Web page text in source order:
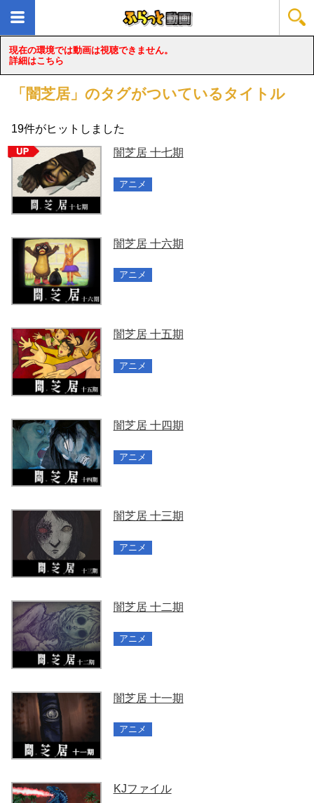
現在の環境では動画は視聴できません。
詳細はこちら
「 闇芝居 」のタグがついているタイトル
19件がヒットしました
闇芝居 十七期
アニメ
闇芝居 十六期
アニメ
闇芝居 十五期
アニメ
闇芝居 十四期
アニメ
闇芝居 十三期
アニメ
闇芝居 十二期
アニメ
闇芝居 十一期
アニメ
KJファイル